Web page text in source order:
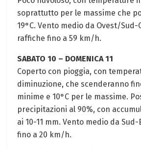
soprattutto per le massime che
19°C. Vento medio da Ovest/Sud-
raffiche fino a 59 km/h.
SABATO 10 – DOMENICA 11
Coperto con pioggia, con
diminuzione, che scenderanno
minime e 10°C per le massime.
precipitazioni al 90%, con
ai 10-11 mm. Vento medio da
fino a 20 km/h.